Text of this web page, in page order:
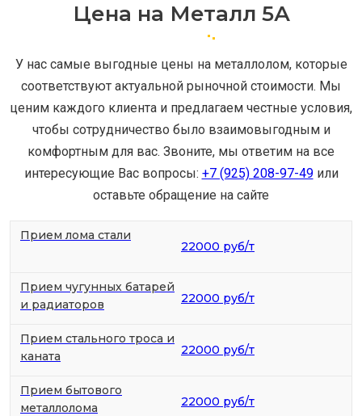
Цена на Металл 5А
У нас самые выгодные цены на металлолом, которые
соответствуют актуальной рыночной стоимости. Мы
ценим каждого клиента и предлагаем честные условия,
чтобы сотрудничество было взаимовыгодным и
комфортным для вас. Звоните, мы ответим на все
интересующие Вас вопросы: +7 (925) 208-97-49или
оставьте обращение на сайте
Прием лома стали
22000 руб/т
Прием чугунных батарей
и радиаторов
22000 руб/т
Прием стального троса и
каната
22000 руб/т
Прием бытового
металлолома
22000 руб/т